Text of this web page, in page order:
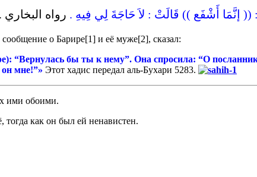
إنَّمَا أَشْفَع )) قَالَتْ : لاَ حَاجَةَ لِي فِيهِ . رواه البخاري .
о Барире[1] и её муже[2], сказал:
“Вернулась бы ты к нему”. Она спросила: “О
мне!”» Этот хадис передал аль-Бухари 5283.
ими обоими.
как он был ей ненавистен.